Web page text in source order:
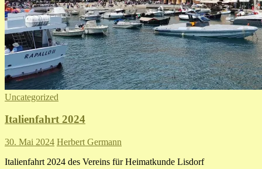
Uncategorized
Italienfahrt 2024
30. Mai 2024 Herbert Germann
Italienfahrt 2024 des Vereins für Heimatkunde Lisdorf